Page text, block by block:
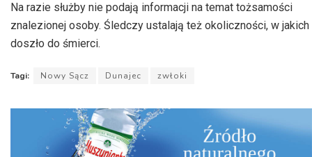
Na razie służby nie podają informacji na temat tożsamości
znalezionej osoby. Śledczy ustalają też okoliczności, w jakich
doszło do śmierci.
Tagi: Nowy Sącz Dunajec zwłoki